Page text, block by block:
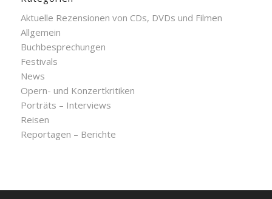
Aktuelle Rezensionen von CDs, DVDs und Filmen
Allgemein
Buchbesprechungen
Festivals
News
Opern- und Konzertkritiken
Porträts – Interviews
Reisen
Reportagen – Berichte